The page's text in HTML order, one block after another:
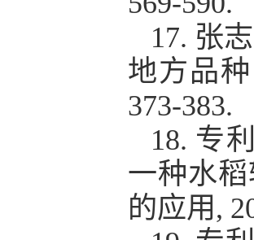
17. 张
地方品
373-383.
18. 专
一种水
的应用 ,